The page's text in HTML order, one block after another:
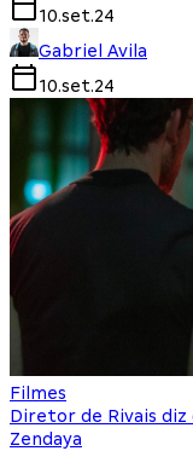
10.set.24
Gabriel Avila
10.set.24
Filmes
Diretor de Rivais diz
Zendaya